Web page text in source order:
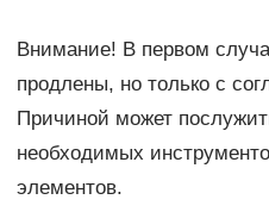
Внимание! В первом
продлены, но только с
Причиной может
необходимых
элементов.